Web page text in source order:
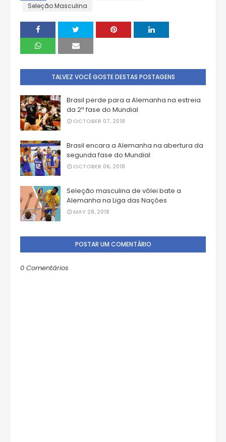
Seleção Masculina
TALVEZ VOCÊ GOSTE DESTAS POSTAGENS
Brasil perde para a Alemanha na estreia
da 2ª fase do Mundial
OCTOBER 07, 2018
Brasil encara a Alemanha na abertura da
segunda fase do Mundial
OCTOBER 06, 2018
Seleção masculina de vôlei bate a
Alemanha na Liga das Nações
MAY 28, 2018
POSTAR UM COMENTÁRIO
0 Comentários